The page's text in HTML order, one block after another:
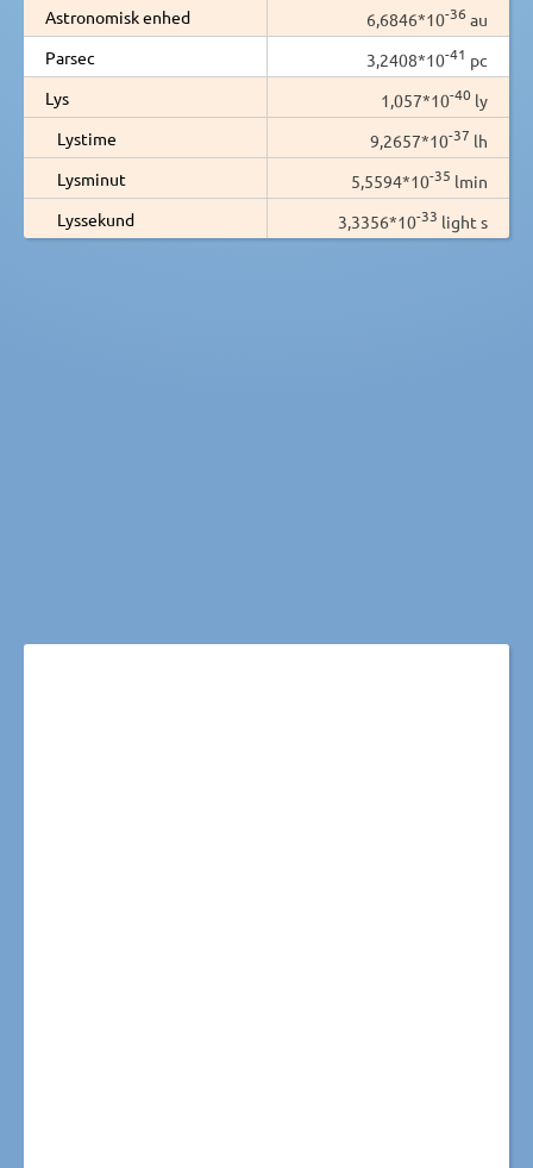
Astronomisk enhed 6,6846*10-36 au
Parsec
3,2408*10-41 pc
Lys
1,057*10-40 ly
Lystime
9,2657*10-37 lh
Lysminut
5,5594*10-35 lmin
Lyssekund
3,3356*10-33 light s